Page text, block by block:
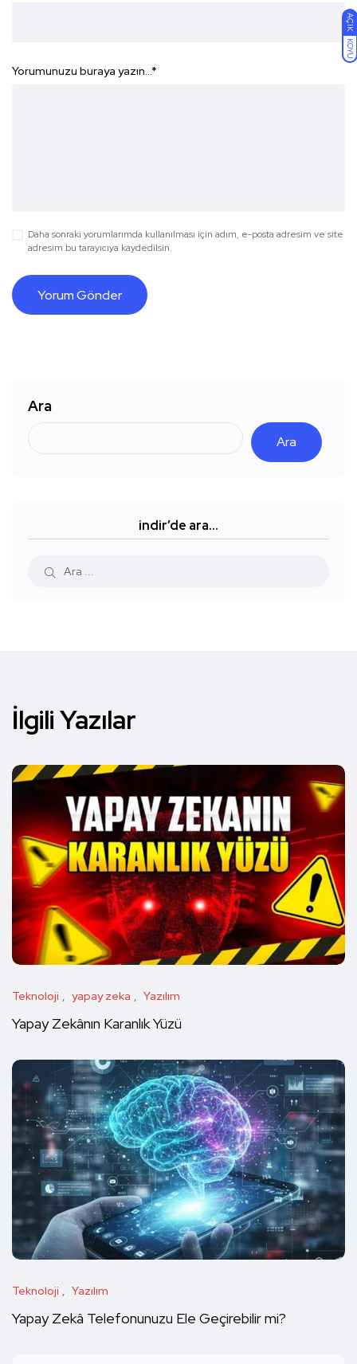
AÇIK
KOYU
Yorumunuzu buraya yazın...*
Daha sonraki yorumlarımda kullanılması için adım, e-posta adresim ve site
adresim bu tarayıcıya kaydedilsin.
Ara
Ara
indir’de ara…
İlgili Yazılar
Teknoloji yapay zeka Yazılım
Yapay Zekânın Karanlık Yüzü
Teknoloji Yazılım
Yapay Zekâ Telefonunuzu Ele Geçirebilir mi?